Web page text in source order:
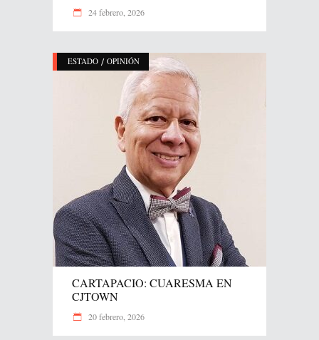
24 febrero, 2026
ESTADO / OPINIÓN
CARTAPACIO: CUARESMA EN
CJTOWN
20 febrero, 2026